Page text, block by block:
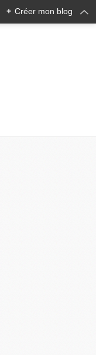
+ Créer mon blog